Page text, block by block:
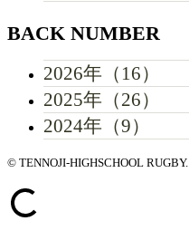
BACK NUMBER
2026年（16）
2025年（26）
2024年（9）
© TENNOJI-HIGHSCHOOL RUGBY.